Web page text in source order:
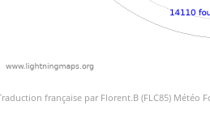
française par Florent.B (FLC85) Météo